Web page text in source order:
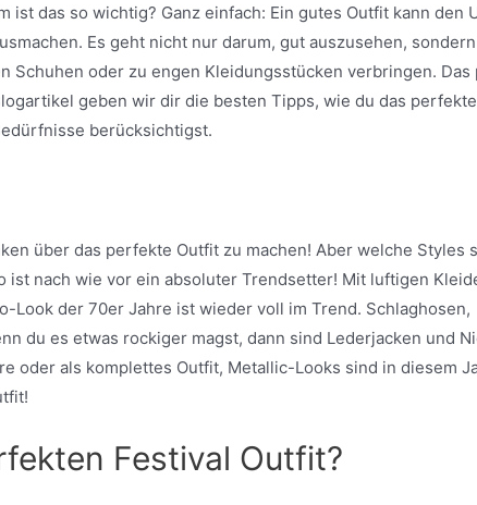
ist das so wichtig? Ganz einfach: Ein gutes Outfit kann den
Es geht nicht nur darum, gut auszusehen,
Schuhen oder zu engen Kleidungsstücken verbringen.
geben wir dir die besten Tipps, wie du das
berücksichtigst.
über das perfekte Outfit zu machen! Aber welche Styles
nach wie vor ein absoluter Trendsetter! Mit luftigen
Look der 70er Jahre ist wieder voll im Trend. Schlaghosen,
du es etwas rockiger magst, dann sind Lederjacken und
oder als komplettes Outfit, Metallic-Looks sind in diesem
Festival Outfit?